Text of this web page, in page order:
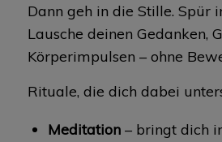
Dann geh in die Stille. Spür
Lausche deinen Gedanken,
Körperimpulsen – ohne
Rituale, die dich dabei
Meditation– bringt dich